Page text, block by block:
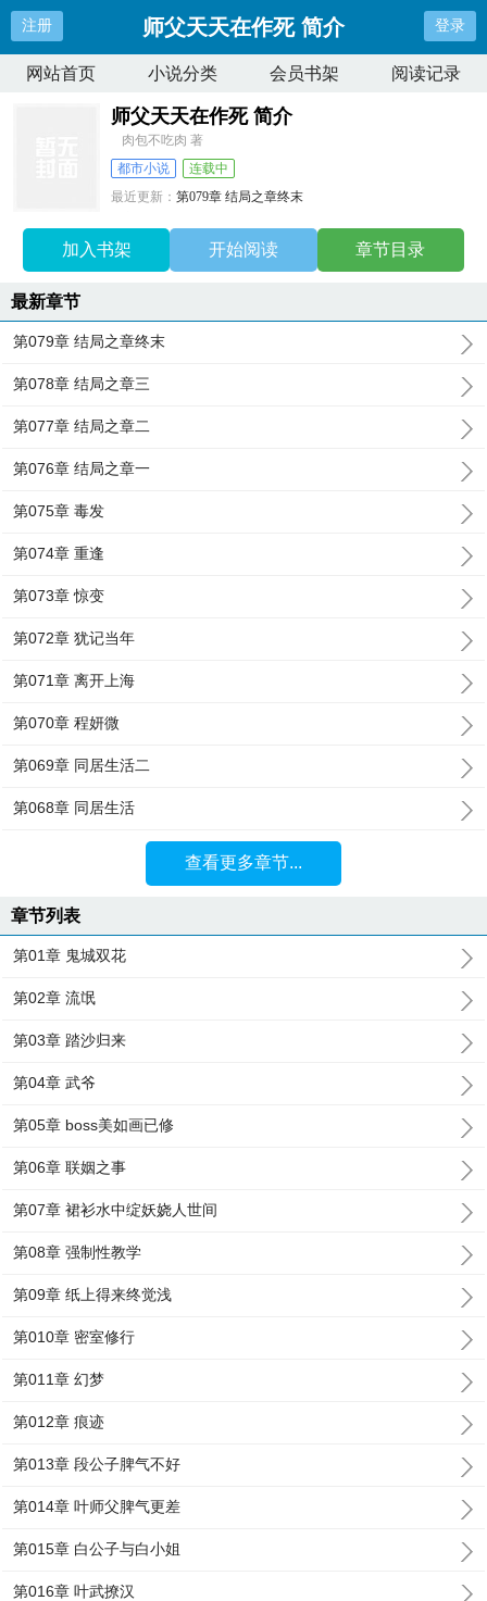
注册 师父天天在作死 简介 登录
网站首页 小说分类 会员书架 阅读记录
师父天天在作死 简介
肉包不吃肉 著
都市小说
连载中
最近更新：第079章 结局之章终末
加入书架 开始阅读 章节目录
最新章节
第079章 结局之章终末
第078章 结局之章三
第077章 结局之章二
第076章 结局之章一
第075章 毒发
第074章 重逢
第073章 惊变
第072章 犹记当年
第071章 离开上海
第070章 程妍微
第069章 同居生活二
第068章 同居生活
查看更多章节...
章节列表
第01章 鬼城双花
第02章 流氓
第03章 踏沙归来
第04章 武爷
第05章 boss美如画已修
第06章 联姻之事
第07章 裙衫水中绽妖娆人世间
第08章 强制性教学
第09章 纸上得来终觉浅
第010章 密室修行
第011章 幻梦
第012章 痕迹
第013章 段公子脾气不好
第014章 叶师父脾气更差
第015章 白公子与白小姐
第016章 叶武撩汉